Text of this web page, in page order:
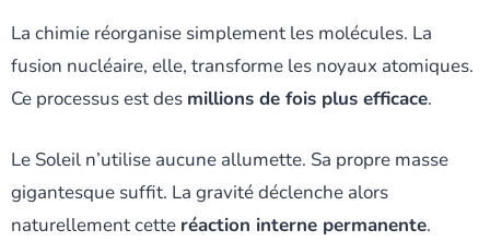
La chimie réorganise simplement les molécules. La
fusion nucléaire, elle, transforme les noyaux atomiques.
Ce processus est des millions de fois plus efficace.
Le Soleil n’utilise aucune allumette. Sa propre masse
gigantesque suffit. La gravité déclenche alors
naturellement cette réaction interne permanente.